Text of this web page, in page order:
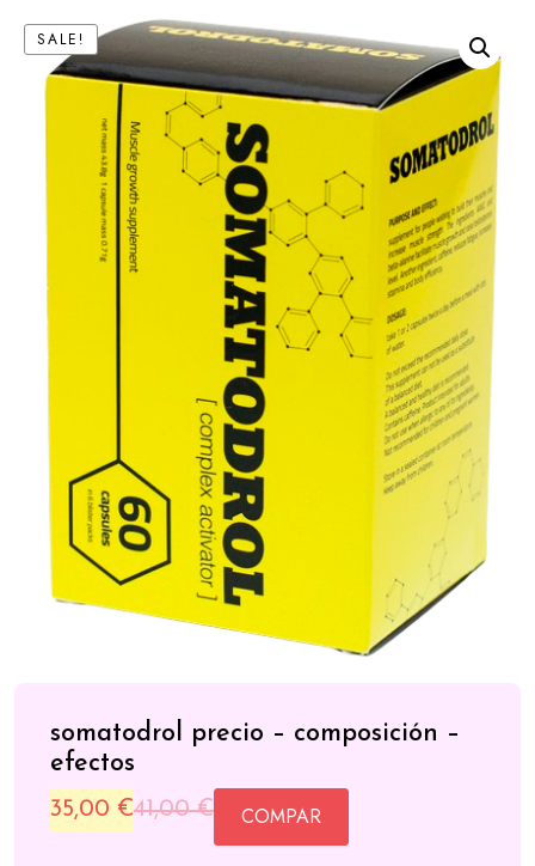
SALE!
somatodrol precio – composición –
efectos
41,00€Original
price
35,00 €
Current
price
COMPAR